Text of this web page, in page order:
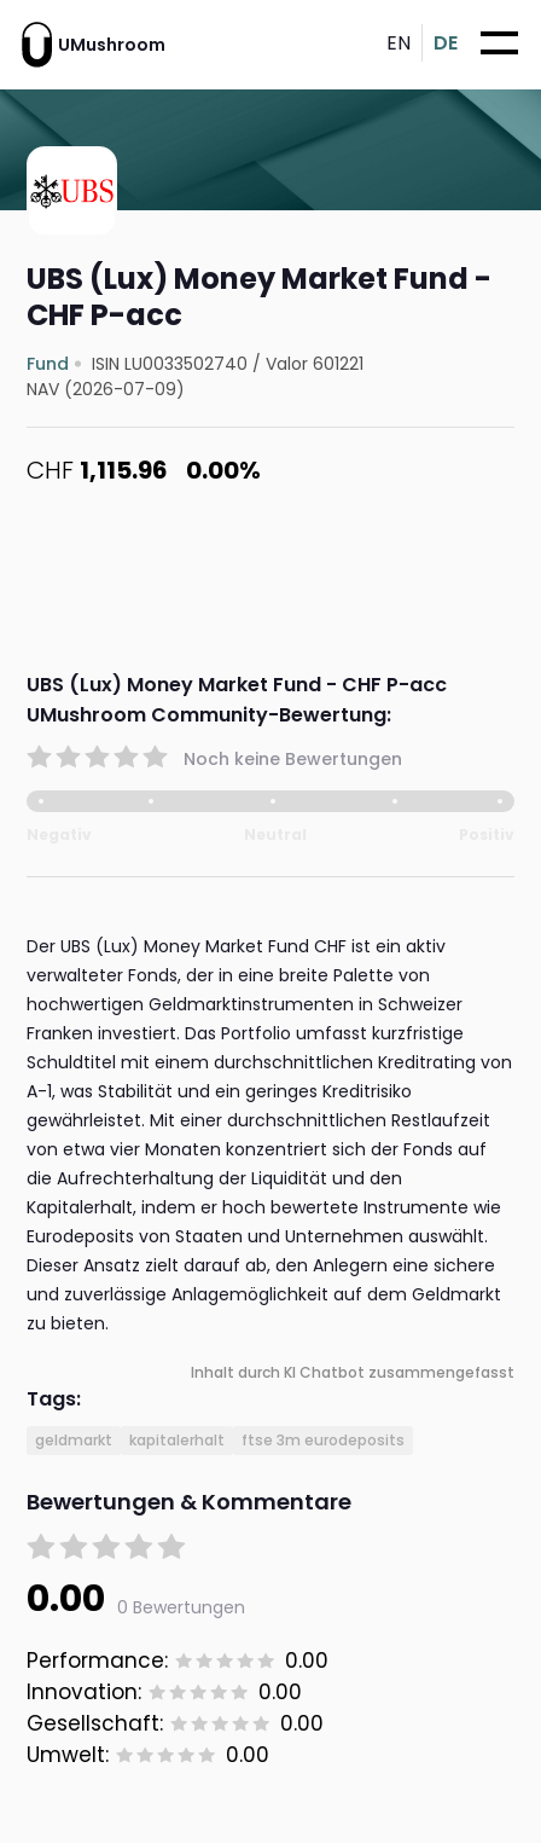
UMushroom EN DE
UBS (Lux) Money Market Fund -
CHF P-acc
Fund ISIN LU0033502740 /Valor 601221
NAV (2026-07-09)
CHF 1,115.96 0.00%
UBS (Lux) Money Market Fund - CHF P-acc
UMushroom Community-Bewertung:
Noch keine Bewertungen
Der UBS (Lux) Money Market Fund CHF ist ein aktiv
verwalteter Fonds, der in eine breite Palette von
hochwertigen Geldmarktinstrumenten in Schweizer
Franken investiert. Das Portfolio umfasst kurzfristige
Schuldtitel mit einem durchschnittlichen Kreditrating von
A-1, was Stabilität und ein geringes Kreditrisiko
gewährleistet. Mit einer durchschnittlichen Restlaufzeit
von etwa vier Monaten konzentriert sich der Fonds auf
die Aufrechterhaltung der Liquidität und den
Kapitalerhalt, indem er hoch bewertete Instrumente wie
Eurodeposits von Staaten und Unternehmen auswählt.
Dieser Ansatz zielt darauf ab, den Anlegern eine sichere
und zuverlässige Anlagemöglichkeit auf dem Geldmarkt
zu bieten.
Inhalt durch KI Chatbot zusammengefasst
Tags:
geldmarkt kapitalerhalt ftse 3m eurodeposits
Bewertungen & Kommentare
0.00 0 Bewertungen
Performance:
0.00
Innovation:
0.00
Gesellschaft:
0.00
Umwelt:
0.00